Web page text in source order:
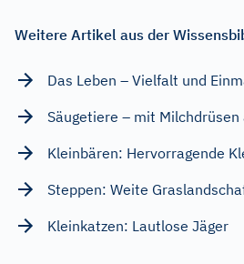
Weitere Artikel aus der
Das Leben – Vielfalt und
Säugetiere – mit
Kleinbären: Hervorragende
Steppen: Weite
Kleinkatzen: Lautlose Jäger